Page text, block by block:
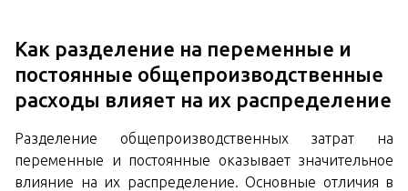
Как разделение на переменные и
постоянные общепроизводственные
расходы влияет на их распределение
Разделение общепроизводственных затрат на
переменные и постоянные оказывает значительное
влияние на их распределение. Основные отличия в